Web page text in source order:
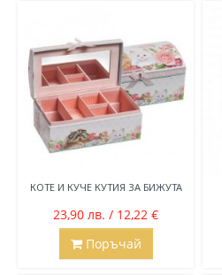
КОТЕ И КУЧЕ КУТИЯ ЗА БИЖУТА
23,90 лв. / 12,22 €
Поръчай